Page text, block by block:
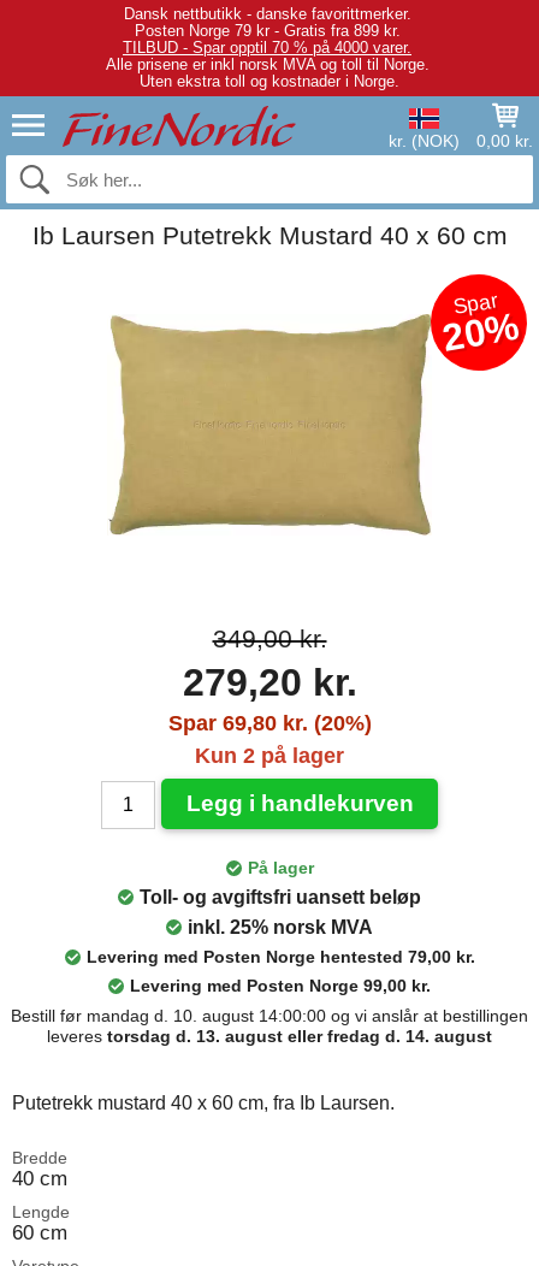
Dansk nettbutikk - danske favorittmerker.
Posten Norge 79 kr - Gratis fra 899 kr.
TILBUD - Spar opptil 70 % på 4000 varer.
Alle prisene er inkl norsk MVA og toll til Norge.
Uten ekstra toll og kostnader i Norge.
kr. (NOK) 0,00 kr.
Ib Laursen Putetrekk Mustard 40 x 60 cm
Spar
20%
349,00 kr.
279,20 kr.
Spar 69,80 kr. (20%)
Kun 2 på lager
Legg i handlekurven
På lager
Toll- og avgiftsfri uansett beløp
inkl. 25% norsk MVA
Levering med Posten Norge hentested 79,00 kr.
Levering med Posten Norge 99,00 kr.
Bestill før mandag d. 10. august 14:00:00 og vi anslår at bestillingen
leveres torsdag d. 13. august eller fredag d. 14. august
Putetrekk mustard 40 x 60 cm, fra Ib Laursen.
Bredde
40 cm
Lengde
60 cm